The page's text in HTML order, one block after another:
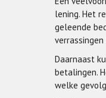
lening. Het
geleende
Daarnaast
betalingen.
welke